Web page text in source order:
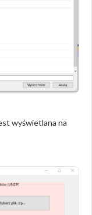
wyświetlana na